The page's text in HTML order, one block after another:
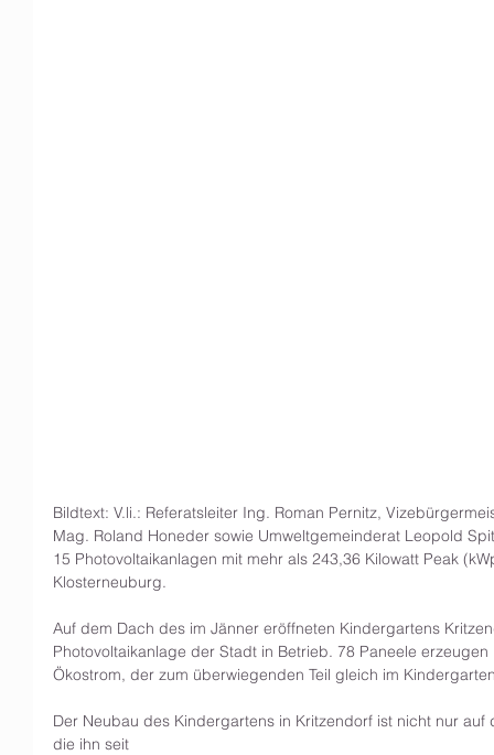
Bildtext: V.li.: Referatsleiter Ing. Roman Pernitz,
Mag. Roland Honeder sowie Umweltgemeinderat Leopold
15 Photovoltaikanlagen mit mehr als 243,36 Kilowatt Peak
Klosterneuburg.
Auf dem Dach des im Jänner eröffneten Kindergartens
Photovoltaikanlage der Stadt in Betrieb. 78 Paneele
Ökostrom, der zum überwiegenden Teil gleich im
Der Neubau des Kindergartens in Kritzendorf ist nicht nur
die ihn seit